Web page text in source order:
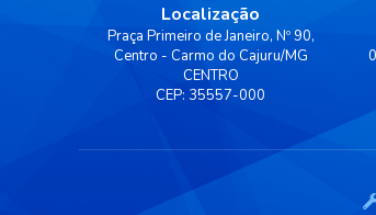
Localização
Praça Primeiro de Janeiro, Nº 90,
Centro - Carmo do Cajuru/MG
CENTRO
CEP: 35557-000